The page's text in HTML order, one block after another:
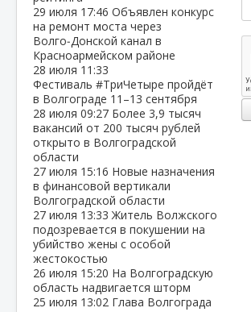
29 июля 17:46 Объявлен конкурс
на ремонт моста через
Волго‑Донской канал в
Красноармейском районе
28 июля 11:33
Фестиваль #ТриЧетыре пройдёт
в Волгограде 11–13 сентября
28 июля 09:27 Более 3,9 тысяч
вакансий от 200 тысяч рублей
открыто в Волгоградской
области
27 июля 15:16 Новые назначения
в финансовой вертикали
Волгоградской области
27 июля 13:33Житель Волжского
подозревается в покушении на
убийство жены с особой
жестокостью
26 июля 15:20 На Волгоградскую
область надвигается шторм
25 июля 13:02 Глава Волгограда